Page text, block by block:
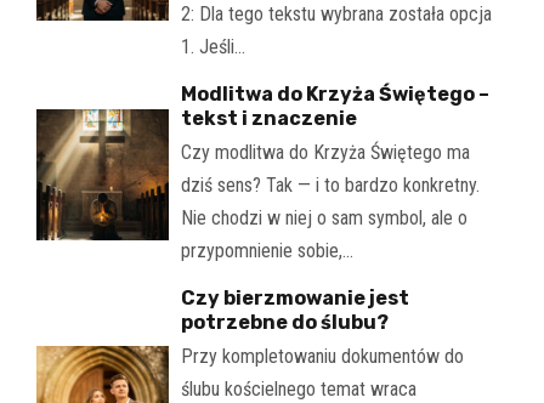
2: Dla tego tekstu wybrana została opcja
1. Jeśli…
Modlitwa do Krzyża Świętego –
tekst i znaczenie
Czy modlitwa do Krzyża Świętego ma
dziś sens? Tak — i to bardzo konkretny.
Nie chodzi w niej o sam symbol, ale o
przypomnienie sobie,…
Czy bierzmowanie jest
potrzebne do ślubu?
Przy kompletowaniu dokumentów do
ślubu kościelnego temat wraca